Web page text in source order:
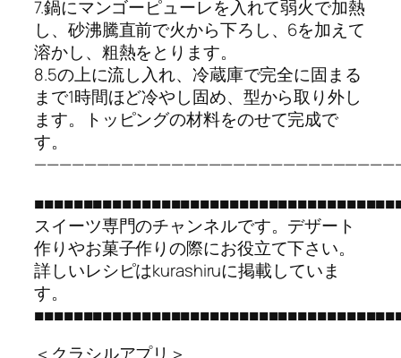
7.鍋にマンゴーピューレを入れて弱火で加熱
し、砂沸騰直前で火から下ろし、6を加えて
溶かし、粗熱をとります。
8.5の上に流し入れ、冷蔵庫で完全に固まる
まで1時間ほど冷やし固め、型から取り外し
ます。トッピングの材料をのせて完成で
す。
スイーツ専門のチャンネルです。デザート
作りやお菓子作りの際にお役立て下さい。
詳しいレシピはkurashiruに掲載していま
す。